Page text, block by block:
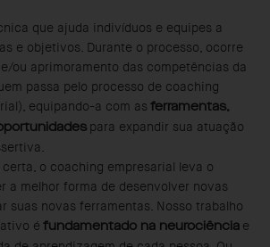
que ajuda indivíduos e equipes a
e objetivos. Durante o processo, ocorre
ou aprimoramento das competências da
passa pelo processo de coaching
equipando-a com as ferramentas,
para expandir sua atuação
o coaching empresarial leva o
a melhor forma de desenvolver novas
suas novas ferramentas. Nosso trabalho
é fundamentado na neurociência e